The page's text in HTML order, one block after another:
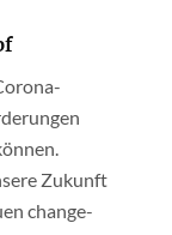
Zukunft
change-